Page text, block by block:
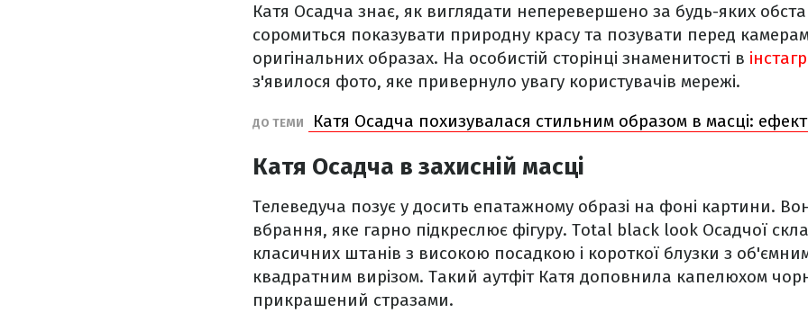
Катя Осадча знає, як виглядати неперевершено за будь-яких
соромиться показувати природну красу та позувати перед
оригінальних образах. На особистій сторінці знаменитості в
з'явилося фото, яке привернуло увагу користувачів мережі.
ДО ТЕМИ Катя Осадча похизувалася стильним образом в масці:
Катя Осадча в захисній масці
Телеведуча позує у досить епатажному образі на фоні картини.
вбрання, яке гарно підкреслює фігуру. Total black look Осадчої
класичних штанів з високою посадкою і короткої блузки з
квадратним вирізом. Такий аутфіт Катя доповнила капелюхом
прикрашений стразами.